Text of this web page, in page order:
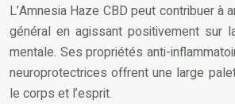
L’Amnesia Haze CBD peut contribuer à
général en agissant positivement sur
mentale. Ses propriétés anti-
neuroprotectrices offrent une large
le corps et l’esprit.